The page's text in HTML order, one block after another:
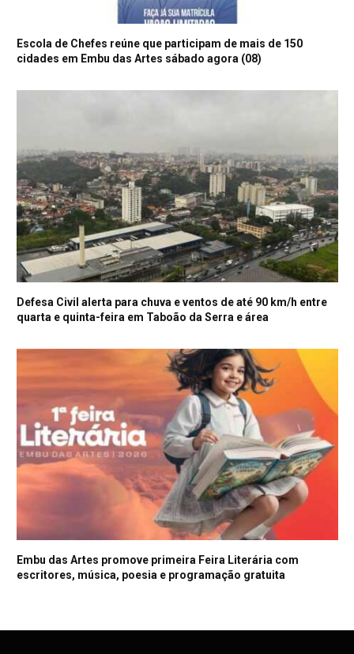
Escola de Chefes reúne que participam de mais de 150
cidades em Embu das Artes sábado agora (08)
Defesa Civil alerta para chuva e ventos de até 90 km/h entre
quarta e quinta-feira em Taboão da Serra e área
Embu das Artes promove primeira Feira Literária com
escritores, música, poesia e programação gratuita